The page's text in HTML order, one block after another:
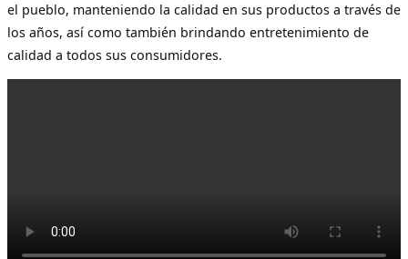
el pueblo, manteniendo la calidad en sus productos a través de
los años, así como también brindando entretenimiento de
calidad a todos sus consumidores.